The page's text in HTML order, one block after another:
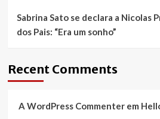
Sabrina Sato se declara a Nicolas
dos Pais: “Era um sonho”
Recent Comments
A WordPress Commenterem